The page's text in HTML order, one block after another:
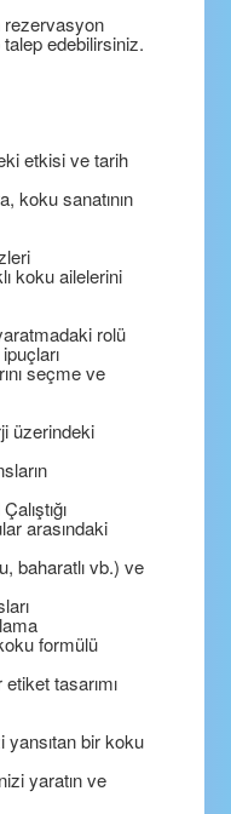
rezervasyon
edebilirsiniz.
etkisi ve tarih
koku sanatının
koku ailelerini
rolü
seçme ve
üzerindeki
arasındaki
baharatlı vb.) ve
formülü
tasarımı
bir koku
yaratın ve